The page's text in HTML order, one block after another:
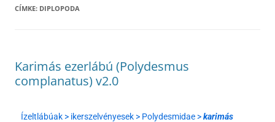
CÍMKE: DIPLOPODA
Karimás ezerlábú (Polydesmus
complanatus) v2.0
Ízeltlábúak > ikerszelvényesek > Polydesmidae >karimás